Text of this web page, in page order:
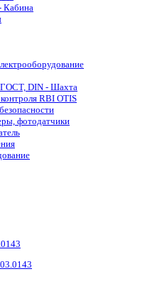
Кабина
ГОСТ, DIN - Шахта
RBI OTIS
фотодатчики